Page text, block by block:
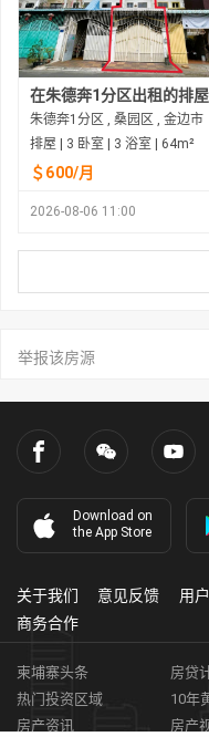
在朱德奔1分区出租的排屋
朱德奔1分区 , 桑园区 , 金边市
排屋 | 3 卧室 | 3 浴室 | 64m²
＄600/月
2026-08-06 11:00
举报该房源
Download on
the App Store
关于我们 意见反馈 用
商务合作
柬埔寨头条 房贷
热门投资区域
10年
房产资讯
房产